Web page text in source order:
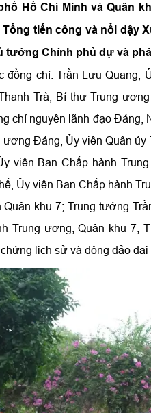
Hồ Chí Minh và Quân
tiến công và nổi dậy
tướng Chính phủ dự và
đồng chí: Trần Lưu Quang,
Trà, Bí thư Trung
chí nguyên lãnh đạo
ương Đảng, Ủy viên Quân
viên Ban Chấp hành
Ủy viên Ban Chấp hành
khu 7; Trung tướng
Trung ương, Quân khu 7,
lịch sử và đông đảo đại